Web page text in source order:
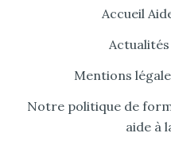
Accueil
Mentions
Notre politique de
aide à